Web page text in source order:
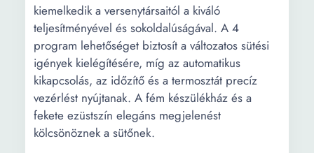
kiemelkedik a versenytársaitól a kiváló
teljesítményével és sokoldalúságával. A 4
program lehetőséget biztosít a változatos sütési
igények kielégítésére, míg az automatikus
kikapcsolás, az időzítő és a termosztát precíz
vezérlést nyújtanak. A fém készülékház és a
fekete ezüstszín elegáns megjelenést
kölcsönöznek a sütőnek.